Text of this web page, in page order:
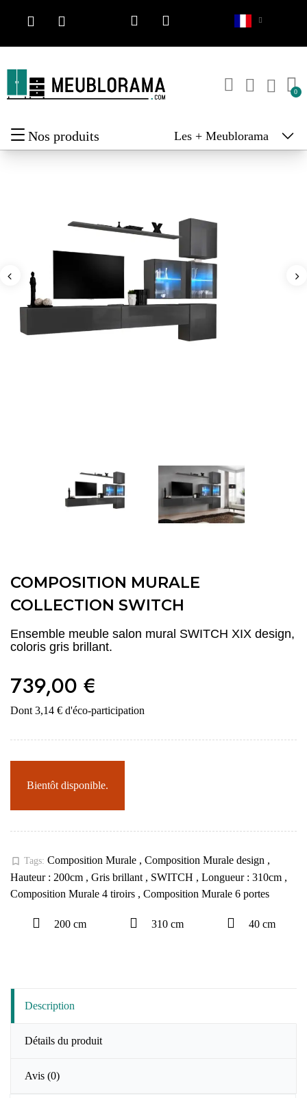
Nos produits Les + Meublorama
COMPOSITION MURALE
COLLECTION SWITCH
Ensemble meuble salon mural SWITCH XIX design,
coloris gris brillant.
739,00 €
Dont 3,14 € d'éco-participation
Bientôt disponible.
bookmark_border Tags: Composition Murale , Composition Murale design ,
Hauteur : 200cm , Gris brillant , SWITCH , Longueur : 310cm ,
Composition Murale 4 tiroirs , Composition Murale 6 portes
200 cm 310 cm 40 cm
Description
Détails du produit
Avis (0)